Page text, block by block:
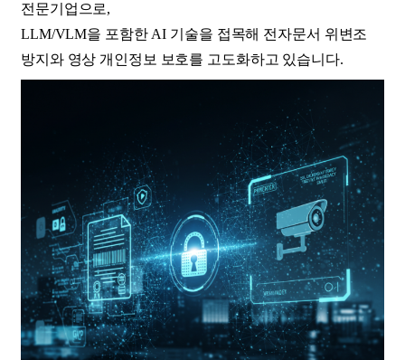
전문기업으로,
LLM/VLM을 포함한 AI 기술을 접목해 전자문서 위변조
방지와 영상 개인정보 보호를 고도화하고 있습니다.